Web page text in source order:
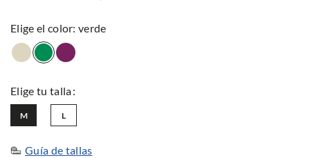
: verde
L
M
Guía de tallas